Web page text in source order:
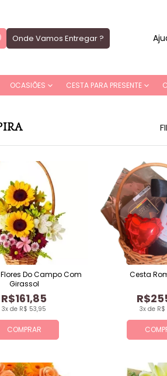
Onde Vamos Entregar ?
OCASIÕES CESTA PARA PRESENTE
COMPRAR
3x de R$ 53,95
R$161,85
Do Campo Com
Girassol
3x de
Cesta